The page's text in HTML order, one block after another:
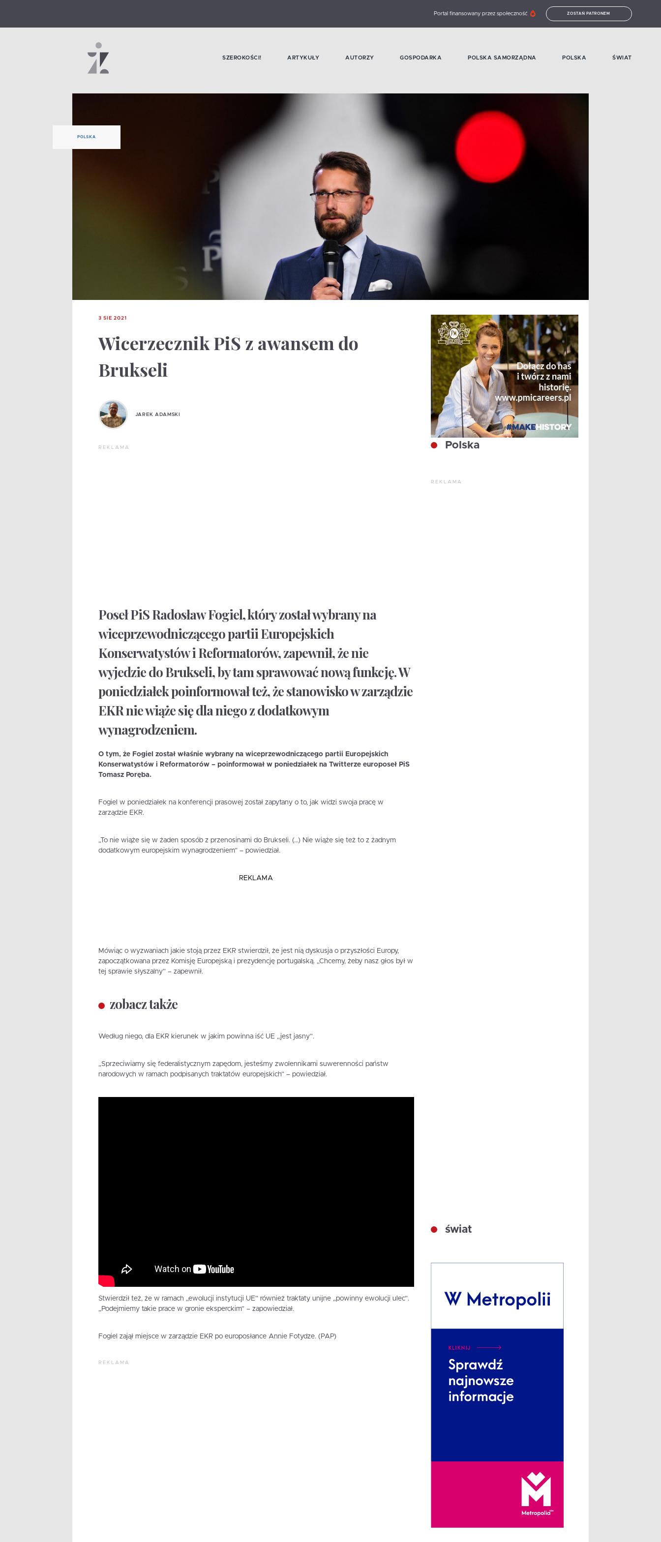
Portal finansowany przez społeczność ZOSTAŃ PATRONEM
SZEROKOŚCI! ARTYKUŁY AUTORZY GOSPODARKA POLSKA SAMORZĄDNA POLSKA ŚWIAT
POLSKA
3 SIE 2021
Wicerzecznik PiS z awansem do
Brukseli
JAREK ADAMSKI
REKLAMA
Poseł PiS Radosław Fogiel, który został wybrany na
wiceprzewodniczącego partii Europejskich
Konserwatystów i Reformatorów, zapewnił, że nie
wyjedzie do Brukseli, by tam sprawować nową funkcję. W
poniedziałek poinformował też, że stanowisko w zarządzie
EKR nie wiąże się dla niego z dodatkowym
wynagrodzeniem.
O tym, że Fogiel został właśnie wybrany na wiceprzewodniczącego partii Europejskich
Konserwatystów i Reformatorów – poinformował w poniedziałek na Twitterze europoseł PiS
Tomasz Poręba.
Fogiel w poniedziałek na konferencji prasowej został zapytany o to, jak widzi swoja pracę w
zarządzie EKR.
„To nie wiąże się w żaden sposób z przenosinami do Brukseli. (…) Nie wiąże się też to z żadnym
dodatkowym europejskim wynagrodzeniem” – powiedział.
REKLAMA
Mówiąc o wyzwaniach jakie stoją przez EKR stwierdził, że jest nią dyskusja o przyszłości Europy,
zapoczątkowana przez Komisję Europejską i prezydencję portugalską. „Chcemy, żeby nasz głos był w
tej sprawie słyszalny” – zapewnił.
zobacz także
Według niego, dla EKR kierunek w jakim powinna iść UE „jest jasny”.
„Sprzeciwiamy się federalistycznym zapędom, jesteśmy zwolennikami suwerenności państw
narodowych w ramach podpisanych traktatów europejskich” – powiedział.
Stwierdził też, że w ramach „ewolucji instytucji UE” również traktaty unijne „powinny ewolucji ulec”.
„Podejmiemy takie prace w gronie eksperckim” – zapowiedział.
Fogiel zajął miejsce w zarządzie EKR po europosłance Annie Fotydze. (PAP)
REKLAMA
Polska
REKLAMA
świat